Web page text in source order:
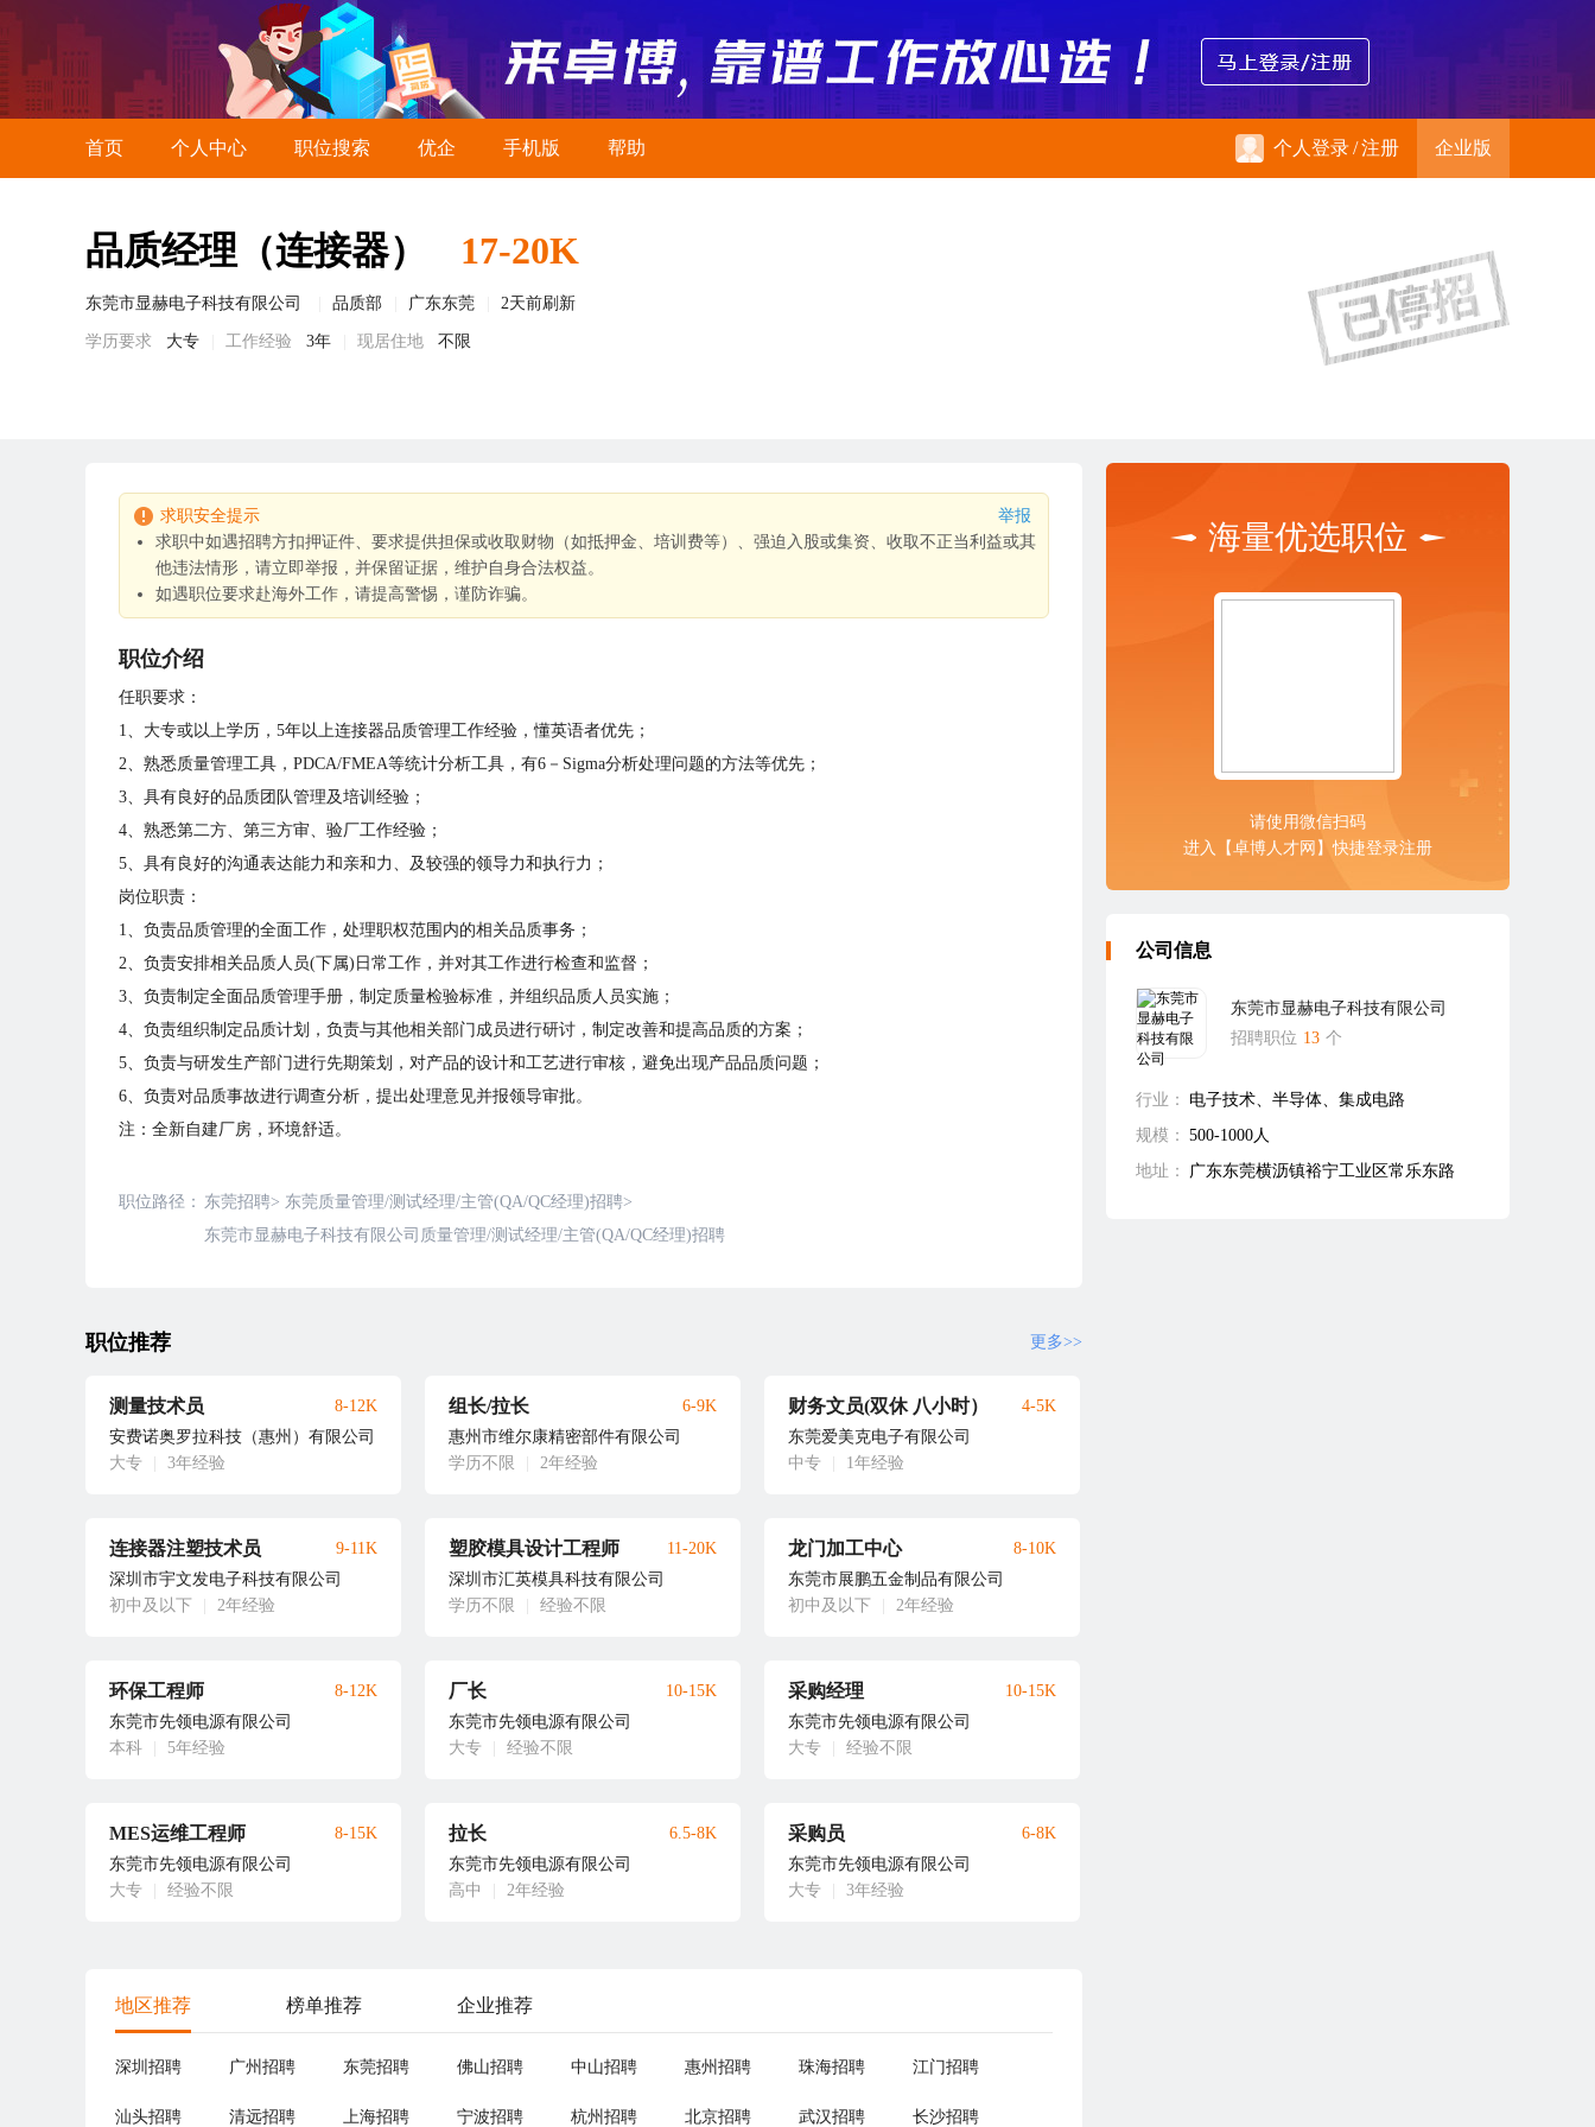
首页 个人中心 职位搜索 优企 手机版 帮助 个人登录/注册 企业版
品质经理（连接器） 17-20K
东莞市显赫电子科技有限公司 品质部 广东东莞 2天前刷新
学历要求 大专 工作经验 3年 现居住地 不限
求职安全提示
举报
求职中如遇招聘方扣押证件、要求提供担保或收取财物（如抵押金、培训费等）、强迫入股或集资、收取不正当利益或其
他违法情形，请立即举报，并保留证据，维护自身合法权益。
如遇职位要求赴海外工作，请提高警惕，谨防诈骗。
职位介绍
任职要求：
1、大专或以上学历，5年以上连接器品质管理工作经验，懂英语者优先；
2、熟悉质量管理工具，PDCA/FMEA等统计分析工具，有6－Sigma分析处理问题的方法等优先；
3、具有良好的品质团队管理及培训经验；
4、熟悉第二方、第三方审、验厂工作经验；
5、具有良好的沟通表达能力和亲和力、及较强的领导力和执行力；
岗位职责：
1、负责品质管理的全面工作，处理职权范围内的相关品质事务；
2、负责安排相关品质人员(下属)日常工作，并对其工作进行检查和监督；
3、负责制定全面品质管理手册，制定质量检验标准，并组织品质人员实施；
4、负责组织制定品质计划，负责与其他相关部门成员进行研讨，制定改善和提高品质的方案；
5、负责与研发生产部门进行先期策划，对产品的设计和工艺进行审核，避免出现产品品质问题；
6、负责对品质事故进行调查分析，提出处理意见并报领导审批。
注：全新自建厂房，环境舒适。
职位路径： 东莞招聘> 东莞质量管理/测试经理/主管(QA/QC经理)招聘>
东莞市显赫电子科技有限公司质量管理/测试经理/主管(QA/QC经理)招聘
职位推荐 更多>>
测量技术员
安费诺奥罗拉科技（惠州）有限公司
大专
3年经验
8-12K 组长/拉长
惠州市维尔康精密部件有限公司
学历不限
2年经验
6-9K 财务文员(双休 八小时）
东莞爱美克电子有限公司
中专
1年经验
4-5K
连接器注塑技术员
深圳市宇文发电子科技有限公司
初中及以下
2年经验
9-11K 塑胶模具设计工程师
深圳市汇英模具科技有限公司
学历不限
经验不限
11-20K 龙门加工中心
东莞市展鹏五金制品有限公司
初中及以下
2年经验
8-10K
环保工程师
东莞市先领电源有限公司
本科
5年经验
8-12K 厂长
东莞市先领电源有限公司
大专
经验不限
10-15K 采购经理
东莞市先领电源有限公司
大专
经验不限
10-15K
MES运维工程师
东莞市先领电源有限公司
大专
经验不限
8-15K 拉长
东莞市先领电源有限公司
高中
2年经验
6.5-8K 采购员
东莞市先领电源有限公司
大专
3年经验
6-8K
地区推荐 榜单推荐 企业推荐
深圳招聘 广州招聘 东莞招聘 佛山招聘 中山招聘 惠州招聘 珠海招聘 江门招聘
汕头招聘 清远招聘 上海招聘 宁波招聘 杭州招聘 北京招聘 武汉招聘 长沙招聘
海量优选职位
请使用微信扫码
进入【卓博人才网】快捷登录注册
公司信息
东莞市显赫电子科技有限公司
招聘职位 13 个
行业：
电子技术、半导体、集成电路
规模： 500-1000人
地址：
广东东莞横沥镇裕宁工业区常乐东路